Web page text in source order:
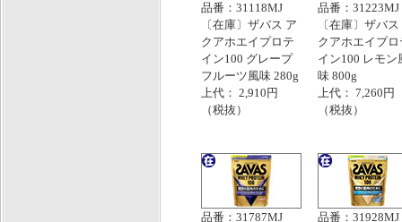
品番：31118MJ
〔在庫〕ザバス ア
クアホエイプロテ
イン100 グレープ
フルーツ風味 280g
上代： 2,910円
（税抜）
品番：31223MJ
〔在庫〕ザバ
クアホエイプロ
イン100 レモン
味 800g
上代： 7,260円
（税抜）
品番：31787MJ 品番：31928MJ